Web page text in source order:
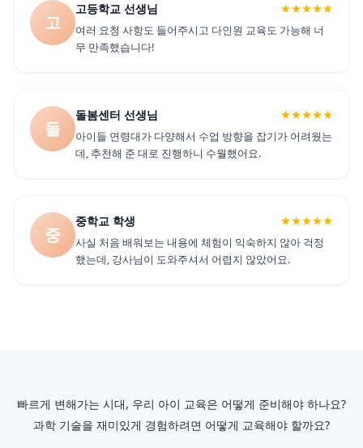
고
고등학교 선생님
★★★★★
여러 요청 사항도 들어주시고 다인원 교육도 가능해 너
무 만족했습니다!
돌
돌봄센터 선생님
★★★★★
아이들 연령대가 다양해서 수업 방향을 잡기가 어려웠는
데, 추천해 준 대로 진행하니 수월했어요.
중
중학교 학생
★★★★★
사실 처음 배워보는 내용에 체험이 익숙하지 않아 걱정
했는데, 강사님이 도와주셔서 어렵지 않았어요.
빠르게 변해가는 시대, 우리 아이 교육은 어떻게 준비해야 하나요?
과학 기술을 재미있게 경험하려면 어떻게 교육해야 할까요?